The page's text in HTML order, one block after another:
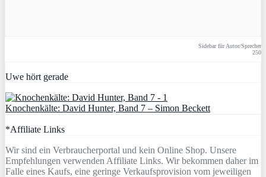
Sidebar für Autor/Sprecher
250
Uwe hört gerade
Knochenkälte: David Hunter, Band 7 – Simon Beckett
*Affiliate Links
Wir sind ein Verbraucherportal und kein Online Shop. Unsere
Empfehlungen verwenden Affiliate Links. Wir bekommen daher im
Falle eines Kaufs, eine geringe Verkaufsprovision vom jeweiligen